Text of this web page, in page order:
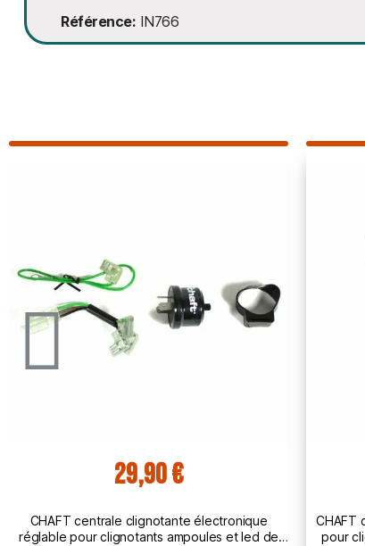
Référence IN766
de
49,90 €
CHAFT centrale clignotante spéciale SUZUKI
pour clignotants LED et ampoule de moto -